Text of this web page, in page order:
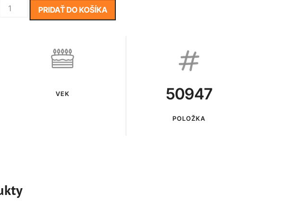
PRIDAŤ DO KOŠÍKA
VEK 50947
POLOŽKA